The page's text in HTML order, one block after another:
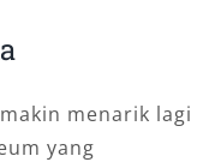
menarik lagi
yang